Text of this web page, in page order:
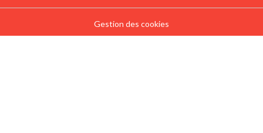
Gestion des cookies